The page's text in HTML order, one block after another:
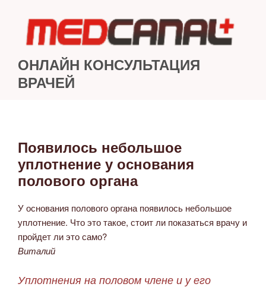
содержимому
ОНЛАЙН КОНСУЛЬТАЦИЯ
ВРАЧЕЙ
ОПУБЛИКОВАНО
Появилось небольшое
уплотнение у основания
полового органа
У основания полового органа появилось небольшое
уплотнение. Что это такое, стоит ли показаться врачу и
пройдет ли это само?
Виталий
Уплотнения на половом члене и у его